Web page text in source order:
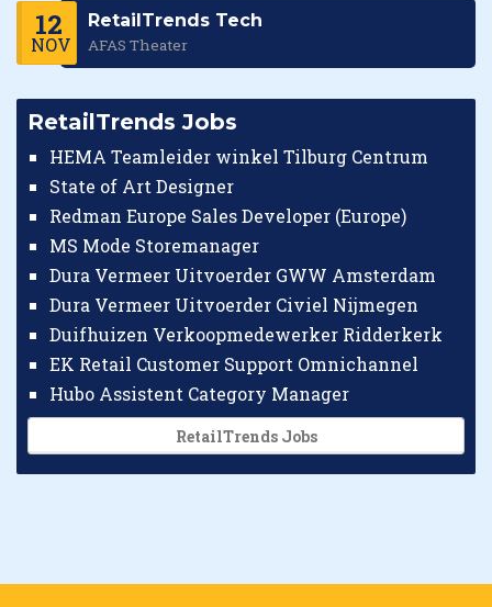
12
NOV
RetailTrends Tech
AFAS Theater
RetailTrends Jobs
HEMA Teamleider winkel Tilburg Centrum
State of Art Designer
Redman Europe Sales Developer (Europe)
MS Mode Storemanager
Dura Vermeer Uitvoerder GWW Amsterdam
Dura Vermeer Uitvoerder Civiel Nijmegen
Duifhuizen Verkoopmedewerker Ridderkerk
EK Retail Customer Support Omnichannel
Hubo Assistent Category Manager
RetailTrends Jobs